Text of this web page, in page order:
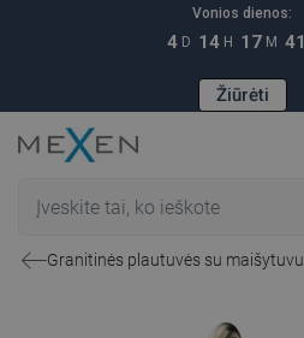
Vonios dienos:
4 D 14 H 17 M 40
Žiūrėti
Granitinės plautuvės su maišytuvu